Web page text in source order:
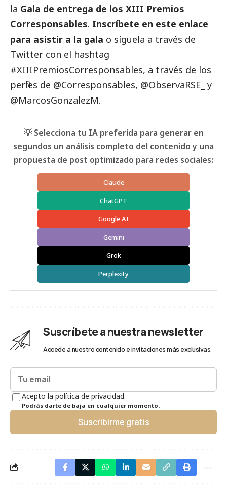
la Gala de entrega de los XIII Premios
Corresponsables. Inscríbete en este enlace
para asistir a la gala o síguela a través de
Twitter con el hashtag
#XIIIPremiosCorresponsables, a través de los
perfiles de @Corresponsables, @ObservaRSE_ y
@MarcosGonzalezM.
💡 Selecciona tu IA preferida para generar en
segundos un análisis completo del contenido y una
propuesta de post optimizado para redes sociales:
Claude
ChatGPT
Google AI
Gemini
Grok
Perplexity
Suscríbete a nuestra newsletter
Accede a nuestro contenido e invitaciones más exclusivas.
Acepto la política de privacidad.
Podrás darte de baja en cualquier momento.
Suscribirme gratis